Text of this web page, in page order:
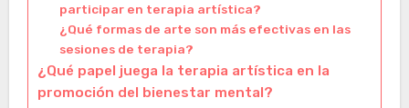
participar en terapia artística?
¿Qué formas de arte son más efectivas en las
sesiones de terapia?
¿Qué papel juega la terapia artística en la
promoción del bienestar mental?